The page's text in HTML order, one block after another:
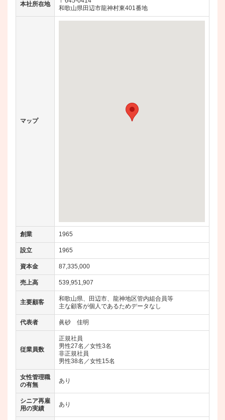
本社所在地
和歌山県田辺市龍神村東401番地
マップ
創業 1965
設立 1965
資本金 87,335,000
売上高 539,951,907
主要顧客
和歌山県、田辺市、龍神地区管内組合員等
主な顧客が個人であるためデータなし
代表者 眞砂 佳明
従業員数
正規社員
男性27名／女性3名
非正規社員
男性38名／女性15名
女性管理職
の有無
あり
シニア再雇
用の実績
あり